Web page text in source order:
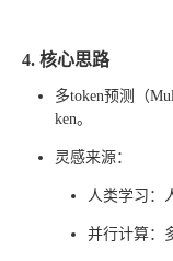
4. 核心思路
多token预测（
ken。
灵感来源：
人类学习：
并行计算：